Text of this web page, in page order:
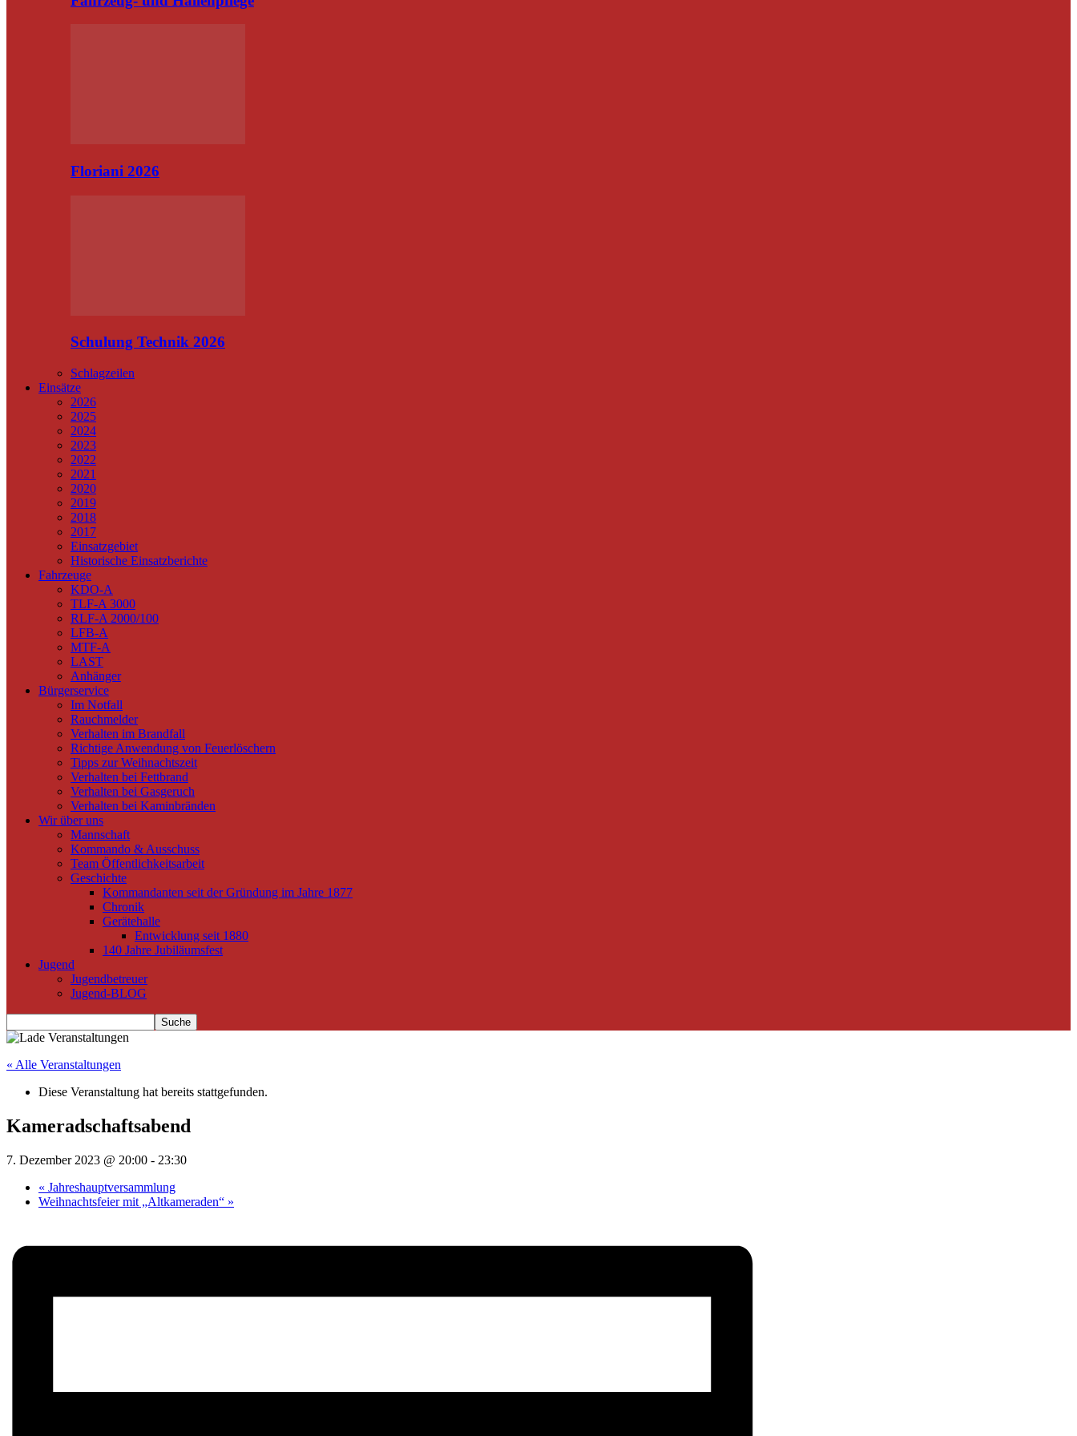
Floriani 2026
Schulung Technik 2026
Schlagzeilen
Einsätze
2026
2025
2024
2023
2022
2021
2020
2019
2018
2017
Einsatzgebiet
Historische Einsatzberichte
Fahrzeuge
KDO-A
TLF-A 3000
RLF-A 2000/100
LFB-A
MTF-A
LAST
Anhänger
Bürgerservice
Im Notfall
Rauchmelder
Verhalten im Brandfall
Richtige Anwendung von Feuerlöschern
Tipps zur Weihnachtszeit
Verhalten bei Fettbrand
Verhalten bei Gasgeruch
Verhalten bei Kaminbränden
Wir über uns
Mannschaft
Kommando & Ausschuss
Team Öffentlichkeitsarbeit
Geschichte
Kommandanten seit der Gründung im Jahre 1877
Chronik
Gerätehalle
Entwicklung seit 1880
140 Jahre Jubiläumsfest
Jugend
Jugendbetreuer
Jugend-BLOG
« Alle Veranstaltungen
Diese Veranstaltung hat bereits stattgefunden.
Kameradschaftsabend
7. Dezember 2023 @ 20:00 - 23:30
« Jahreshauptversammlung
Weihnachtsfeier mit „Altkameraden“ »